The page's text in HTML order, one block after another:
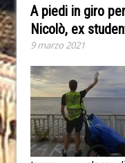
A piedi in giro
Nicolò, ex
9 marzo 2021